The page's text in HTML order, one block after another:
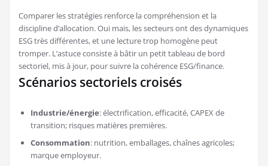
Comparer les stratégies renforce la compréhension et la
discipline d’allocation. Oui mais, les secteurs ont des dynamiques
ESG très différentes, et une lecture trop homogène peut
tromper. L’astuce consiste à bâtir un petit tableau de bord
sectoriel, mis à jour, pour suivre la cohérence ESG/finance.
Scénarios sectoriels croisés
Industrie/énergie: électrification, efficacité, CAPEX de
transition; risques matières premières.
Consommation: nutrition, emballages, chaînes agricoles;
marque employeur.